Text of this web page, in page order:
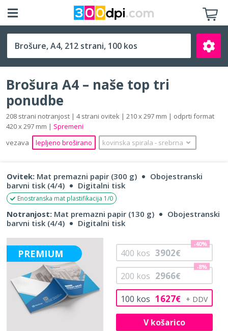
A4 (210 x 297 mm)
Išči
Brošura A4 – naše top tri
ponudbe
208 strani notranjost | 4 strani ovitek | 210 x 297 mm | odprti format
420 x 297 mm | Spremeni
vezava
lepljeno broširano kovinska spirala ‐ srebrna
Ovitek: Mat premazni papir (300 g)
Obojestranski
barvni tisk (4/4)
Digitalni tisk
Enostranska mat plastifikacija 1/0
Notranjost: Mat premazni papir (130 g)
Obojestranski
barvni tisk (4/4)
Digitalni tisk
PREMIUM
100 kos 1627€
200 kos 2966€
-8%
400 kos 3902€
-40%
V košarico